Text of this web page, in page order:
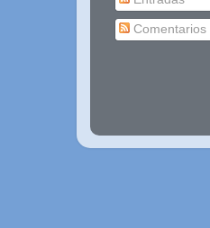
Comentarios